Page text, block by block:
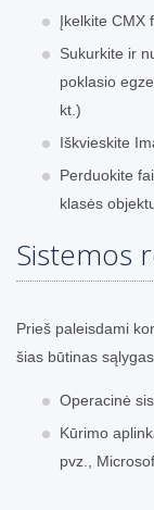
Įkelkite CMX
Sukurkite ir
poklasio
kt.)
Iškvieskite
Perduokite
klasės
Sistemos
Prieš paleisdami
šias būtinas sąlygas.
Operacinė
Kūrimo
pvz.,